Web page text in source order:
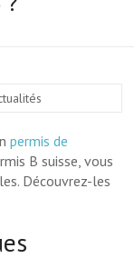
permis de
B suisse, vous
Découvrez-les